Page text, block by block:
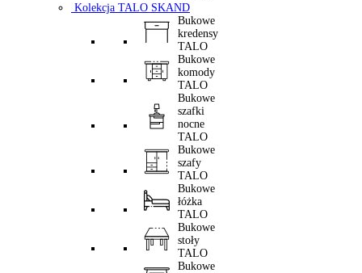
Kolekcja TALO SKAND
Bukowe
kredensy
TALO
Bukowe
komody
TALO
Bukowe
szafki
nocne
TALO
Bukowe
szafy
TALO
Bukowe
łóżka
TALO
Bukowe
stoły
TALO
Bukowe